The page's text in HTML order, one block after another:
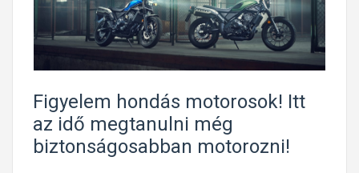
Figyelem hondás motorosok! Itt
az idő megtanulni még
biztonságosabban motorozni!